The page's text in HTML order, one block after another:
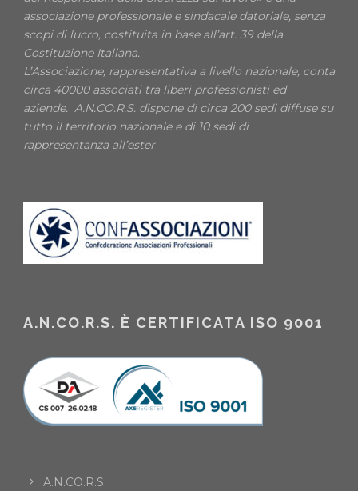
associazione professionale e sindacale datoriale, senza
scopi di lucro, costituita in base all’art. 39 della
Costituzione Italiana.
L’Associazione, rappresentativa a livello nazionale, conta
circa 40000 associati tra liberi professionisti ed
aziende. A.N.CO.R.S. dispone di circa 200 sedi diffuse su
tutto il territorio nazionale e di 10 sedi di
rappresentanza all’ester
A.N.CO.R.S. È CERTIFICATA ISO 9001
A.N.CO.R.S.